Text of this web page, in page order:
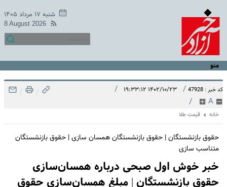
شنبه ۱۷ مرداد ۱۴۰۵
8 August 2026
منو
کد خبر : 47928 / ۱۴۰۲/۱۰/۲۳ ۱۹:۳۳:۱۲ /
A
/
/
/
خانه قیمت طلا
حقوق بازنشستگان | حقوق بازنشستگان همسان سازی | حقوق بازنشستگان
متناسب سازی
خبر خوش اول صبحی درباره همسان‌سازی
حقوق بازنشستگان | مبلغ همسان‌سازی حقوق